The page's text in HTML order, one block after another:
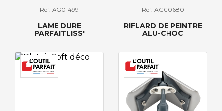
Ref: AG01499
LAME DURE
PARFAITLISS'
Ref: AG00680
RIFLARD DE PEINTRE
ALU-CHOC